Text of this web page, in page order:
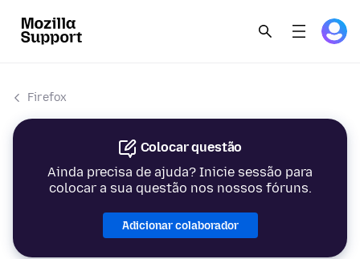
Firefox
Colocar questão
Ainda precisa de ajuda? Inicie sessão para
colocar a sua questão nos nossos fóruns.
Adicionar colaborador